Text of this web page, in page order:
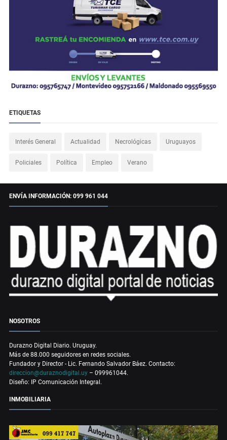
ETIQUETAS
Interés General Actualidad Necrológicas Uruguayos
Policiales Política Empleo Verano
ENVÍA INFORMACIÓN: 099 961 044
NOSOTROS
Durazno Digital Diario. Uruguay.
Más de 88.000 seguidores en redes sociales.
Fundador y Director - Lic. Fernando Salvador Báez. Contacto:
direccion@duraznodigital.uy – 099961044.
Diseño: IP Comunicación Integral.
INMOBILIARIA